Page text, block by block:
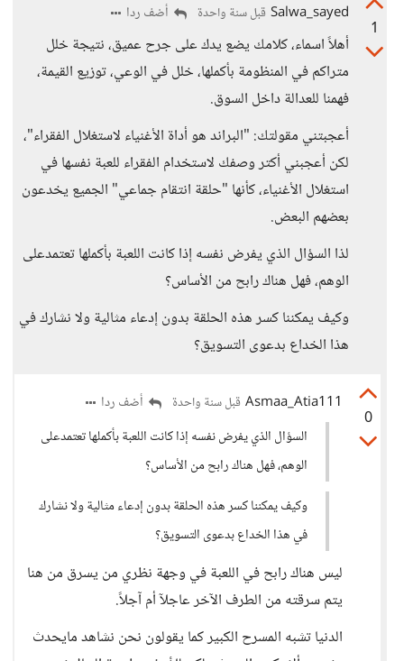
1
Salwa_sayed قبل سنة واحدة أضف ردا
أهلاً اسماء، كلامك يضع يدك على جرح عميق، نتيجة خلل
متراكم في المنظومة بأكملها، خلل في الوعي، توزيع القيمة،
فهمنا للعدالة داخل السوق.
أعجبتني مقولتك: "البراند هو أداة الأغنياء لاستغلال الفقراء"،
لكن أعجبني أكتر وصفك لاستخدام الفقراء للعبة نفسها في
استغلال الأغنياء، كأنها "حلقة انتقام جماعي" الجميع يخدعون
بعضهم البعض.
لذا السؤال الذي يفرض نفسه إذا كانت اللعبة بأكملها تعتمدعلى
الوهم، فهل هناك رابح من الأساس؟
وكيف يمكننا كسر هذه الحلقة بدون إدعاء مثالية ولا نشارك في
هذا الخداع بدعوى التسويق؟
0
Asmaa_Atia111 قبل سنة واحدة
أضف ردا
السؤال الذي يفرض نفسه إذا كانت اللعبة بأكملها تعتمدعلى
الوهم، فهل هناك رابح من الأساس؟
وكيف يمكننا كسر هذه الحلقة بدون إدعاء مثالية ولا نشارك
في هذا الخداع بدعوى التسويق؟
ليس هناك رابح في اللعبة في وجهة نظري من يسرق من هنا
يتم سرقته من الطرف الآخر عاجلآ أم آجلاً.
الدنيا تشبه المسرح الكبير كما يقولون نحن نشاهد مايحدث